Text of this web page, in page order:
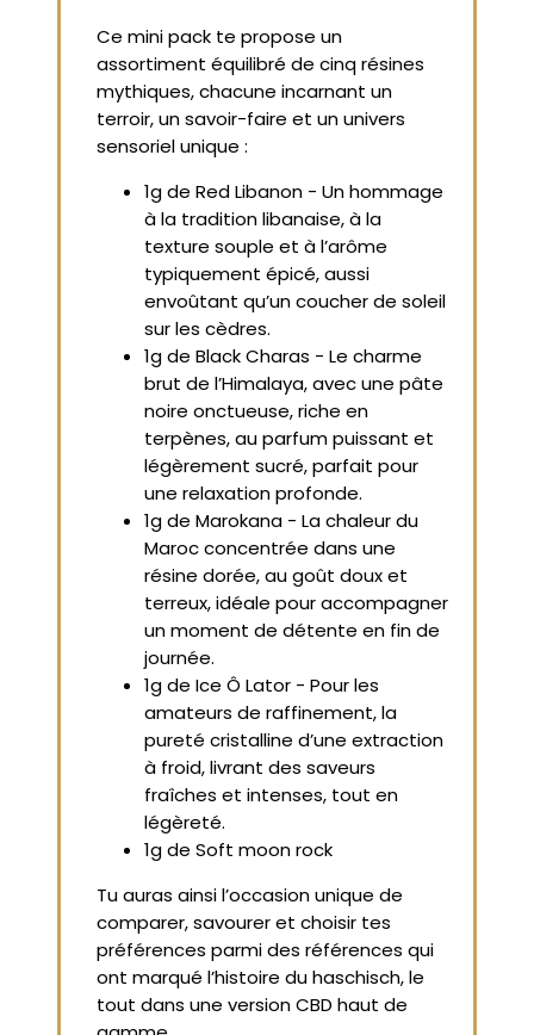
Ce mini pack te propose un
assortiment équilibré de cinq résines
mythiques, chacune incarnant un
terroir, un savoir-faire et un univers
sensoriel unique :
1g de Red Libanon - Un hommage
à la tradition libanaise, à la
texture souple et à l’arôme
typiquement épicé, aussi
envoûtant qu’un coucher de soleil
sur les cèdres.
1g de Black Charas - Le charme
brut de l’Himalaya, avec une pâte
noire onctueuse, riche en
terpènes, au parfum puissant et
légèrement sucré, parfait pour
une relaxation profonde.
1g de Marokana - La chaleur du
Maroc concentrée dans une
résine dorée, au goût doux et
terreux, idéale pour accompagner
un moment de détente en fin de
journée.
1g de Ice Ô Lator - Pour les
amateurs de raffinement, la
pureté cristalline d’une extraction
à froid, livrant des saveurs
fraîches et intenses, tout en
légèreté.
1g de Soft moon rock
Tu auras ainsi l’occasion unique de
comparer, savourer et choisir tes
préférences parmi des références qui
ont marqué l’histoire du haschisch, le
tout dans une version CBD haut de